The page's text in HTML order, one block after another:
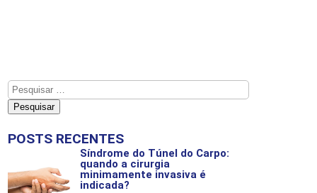
POSTS RECENTES
Síndrome do Túnel do Carpo:
quando a cirurgia
minimamente invasiva é
indicada?